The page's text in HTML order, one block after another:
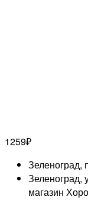
1259₽
Зеленоград,
Зеленоград,
магазин